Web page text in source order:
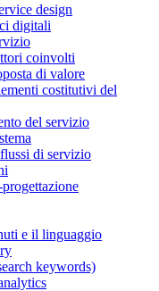
design
digitali
coinvolti
di valore
costitutivi del
del servizio
di servizio
e il linguaggio
keywords)